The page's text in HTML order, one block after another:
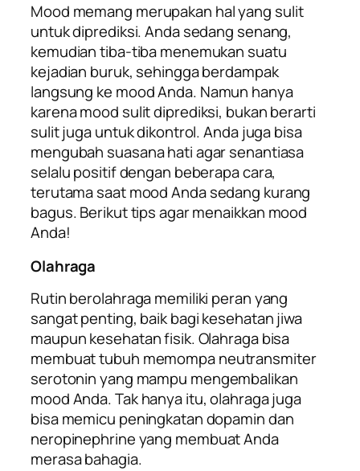
Mood memang merupakan hal yang sulit
untuk diprediksi. Anda sedang senang,
kemudian tiba-tiba menemukan suatu
kejadian buruk, sehingga berdampak
langsung ke moodAnda. Namun hanya
karenamood sulit diprediksi, bukan berarti
sulit juga untuk dikontrol. Anda juga bisa
mengubah suasana hati agar senantiasa
selalu positif dengan beberapa cara,
terutama saatmoodAnda sedang kurang
bagus. Berikut tips agar menaikkan mood
Anda!
Olahraga
Rutin berolahraga memiliki peran yang
sangat penting, baik bagi kesehatan jiwa
maupun kesehatan fisik. Olahraga bisa
membuat tubuh memompaneutransmiter
serotoninyang mampu mengembalikan
moodAnda. Tak hanya itu, olahraga juga
bisa memicu peningkatan dopamin dan
neropinephrineyang membuat Anda
merasa bahagia.